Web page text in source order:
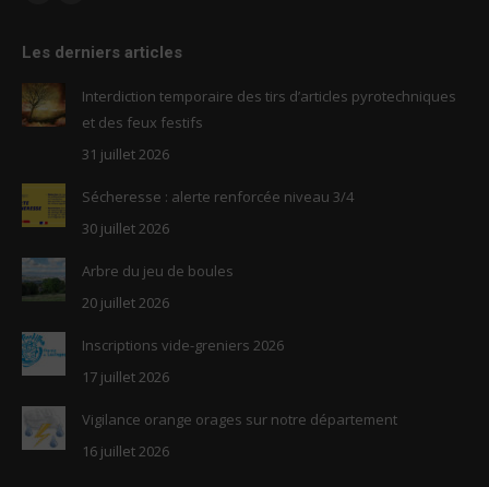
opens
in
new
opens
new
window
Les derniers articles
Interdiction temporaire des tirs d’articles pyrotechniques
et des feux festifs
31 juillet 2026
Sécheresse : alerte renforcée niveau 3/4
30 juillet 2026
Arbre du jeu de boules
20 juillet 2026
Inscriptions vide-greniers 2026
17 juillet 2026
Vigilance orange orages sur notre département
16 juillet 2026